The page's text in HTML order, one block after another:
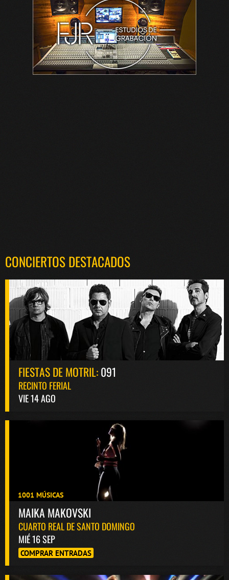
CONCIERTOS DESTACADOS
FIESTAS DE MOTRIL:091
RECINTO FERIAL
VIE 14 AGO
1001 MÚSICAS
MAIKA MAKOVSKI
CUARTO REAL DE SANTO DOMINGO
MIÉ 16 SEP
COMPRAR ENTRADAS